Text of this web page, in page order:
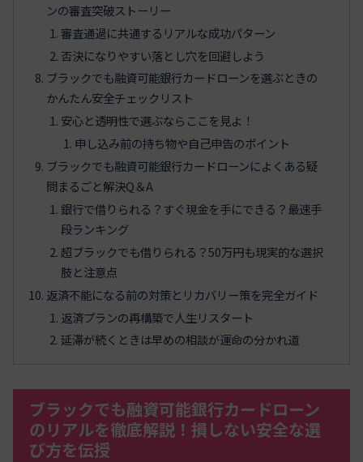
ンの審査突破ストーリー
審査通過に共通するリアルな成功パターン
否決になりやすい落とし穴を回避しよう
ブラックでも融資可能銀行カードローンを選ぶときの
かんたん安全チェックリスト
安心と透明性で選ぶならここを見よ！
申し込み前の持ち物や自己申告のポイント
ブラックでも融資可能銀行カードローンによくある疑
問まるごと解決Q＆A
銀行で借りられる？すぐ現金を手にできる？最速手
段ランキング
超ブラックでも借りられる？50万円も現実的な選択
肢と注意点
返済不能になる前の対策とリカバリー策を完全ガイド
返済プランの再構築で人生リスタート
延滞が続くときは早めの相談が運命の分かれ道
ブラックでも融資可能銀行カードローン
のリアルを徹底解説！損しない安全な選
び方を伝授